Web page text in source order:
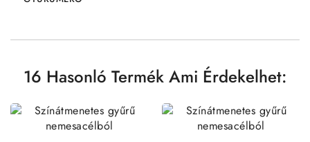
16 Hasonló Termék Ami Érdekelhet: